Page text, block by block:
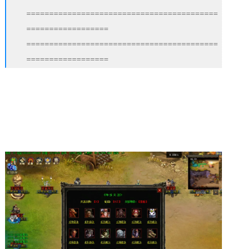
==========================================
==================
==========================================
==================